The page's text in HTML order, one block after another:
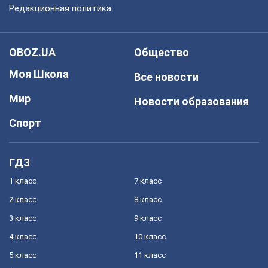
Редакционная политика
OBOZ.UA
Моя Школа
Мир
Спорт
Общество
Все новости
Новости образования
ГДЗ
1 класс
2 класс
3 класс
4 класс
5 класс
7 класс
8 класс
9 класс
10 класс
11 класс